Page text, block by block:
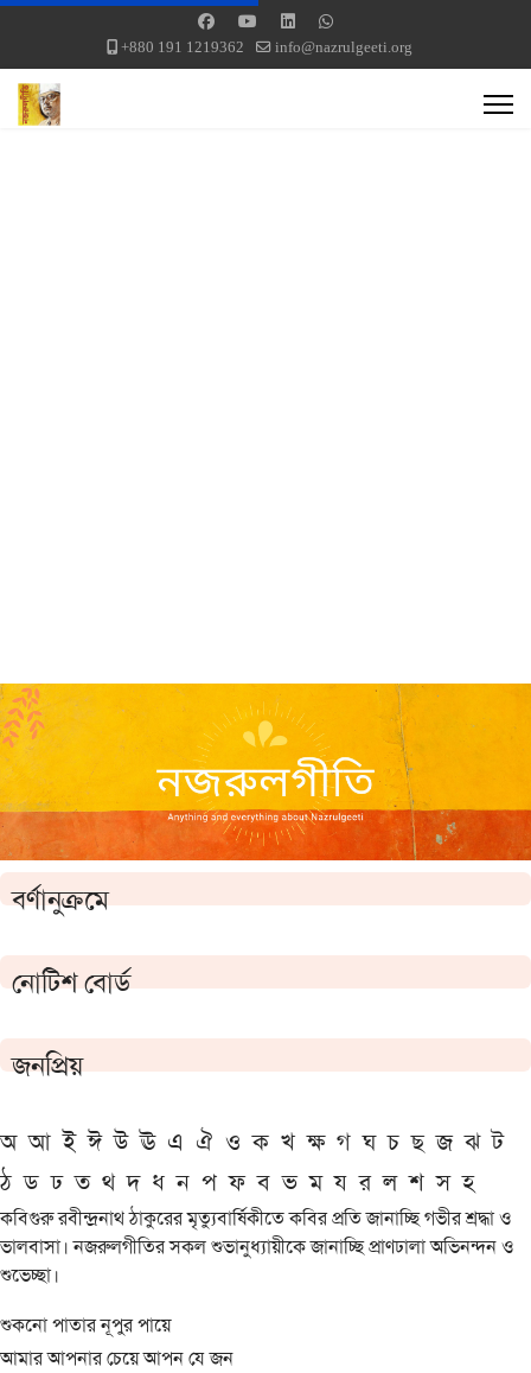
+880 191 1219362 info@nazrulgeeti.org
বর্ণানুক্রমে
নোটিশ বোর্ড
জনপ্রিয়
অ আ ই ঈ উ ঊ এ ঐ ও ক খ ক্ষ গ ঘ চ ছ জ ঝ ট
ঠ ড ঢ ত থ দ ধ ন প ফ ব ভ ম য র ল শ স হ
কবিগুরু রবীন্দ্রনাথ ঠাকুরের মৃত্যুবার্ষিকীতে কবির প্রতি জানাচ্ছি গভীর শ্রদ্ধা ও
ভালবাসা। নজরুলগীতির সকল শুভানুধ্যায়ীকে জানাচ্ছি প্রাণঢালা অভিনন্দন ও
শুভেচ্ছা।
শুকনো পাতার নূপুর পায়ে
আমার আপনার চেয়ে আপন যে জন